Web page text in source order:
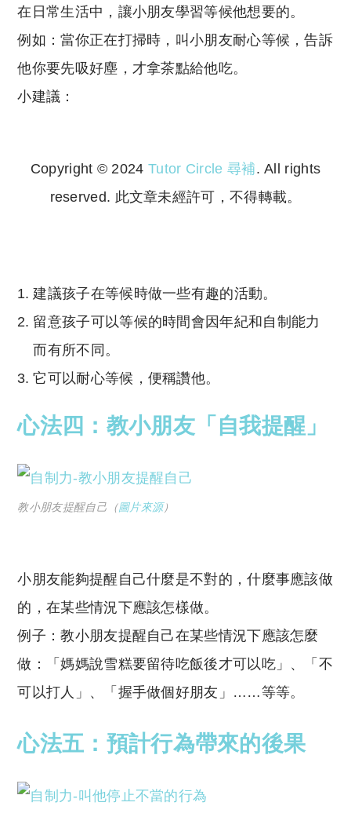
在日常生活中，讓小朋友學習等候他想要的。
例如：當你正在打掃時，叫小朋友耐心等候，告訴
他你要先吸好塵，才拿茶點給他吃。
小建議：
Copyright © 2024 Tutor Circle 尋補. All rights
reserved. 此文章未經許可，不得轉載。
建議孩子在等候時做一些有趣的活動。
留意孩子可以等候的時間會因年紀和自制能力
而有所不同。
它可以耐心等候，便稱讚他。
心法四：教小朋友「自我提醒」
教小朋友提醒自己（圖片來源）
小朋友能夠提醒自己什麼是不對的，什麼事應該做
的，在某些情況下應該怎樣做。
例子：教小朋友提醒自己在某些情況下應該怎麼
做：「媽媽說雪糕要留待吃飯後才可以吃」、「不
可以打人」、「握手做個好朋友」……等等。
心法五：預計行為帶來的後果